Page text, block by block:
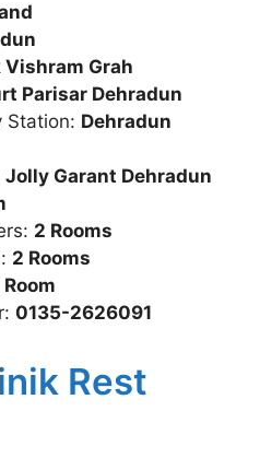
Vishram Grah
Parisar Dehradun
Station: Dehradun
Jolly Garant Dehradun
2 Rooms
2 Rooms
Room
0135-2626091
Rest